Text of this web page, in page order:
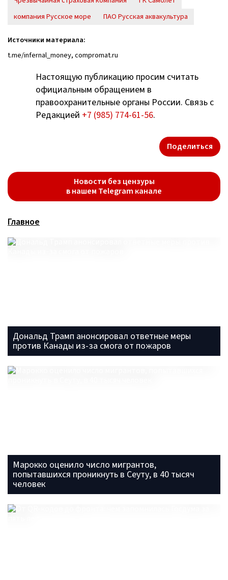
компания Русское море
ПАО Русская аквакультура
Источники материала:
t.me/infernal_money, compromat.ru
Настоящую публикацию просим считать
официальным обращением в
правоохранительные органы России. Связь с
Редакцией +7 (985) 774-61-56.
Поделиться
Новости без цензуры
в нашем Telegram канале
Главное
Дональд Трамп анонсировал ответные меры
против Канады из-за смога от пожаров
Марокко оценило число мигрантов,
попытавшихся проникнуть в Сеуту, в 40 тысяч
человек